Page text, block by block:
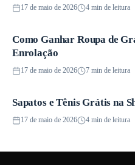
17 de maio de 2026 4 min de leitura
Promoções
Como Ganhar Roupa de
Enrolação
17 de maio de 2026 7 min de leitura
Promoções
Sapatos e Tênis Grátis na
17 de maio de 2026 4 min de leitura